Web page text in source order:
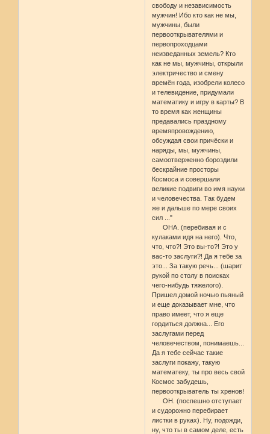
свободу и независимость
мужчин! Ибо кто как не мы,
мужчины, были
первооткрывателями и
первопроходцами
неизведанных земель? Кто
как не мы, мужчины, открыли
электричество и смену
времён года, изобрели колесо
и телевидение, придумали
математику и игру в карты? В
то время как женщины
предавались праздному
времяпровождению,
обсуждая свои причёски и
наряды, мы, мужчины,
самоотверженно бороздили
бескрайние просторы
Космоса и совершали
великие подвиги во имя науки
и человечества. Так будем
же и дальше по мере своих
сил ..."
ОНА. (перебивая и с
кулаками идя на него). Что,
что, что?! Это вы-то?! Это у
вас-то заслуги?! Да я тебе за
это... За такую речь... (шарит
рукой по столу в поисках
чего-нибудь тяжелого).
Пришел домой ночью пьяный
и еще доказывает мне, что
право имеет, что я еще
гордиться должна... Его
заслугами перед
человечеством, понимаешь...
Да я тебе сейчас такие
заслуги покажу, такую
математеку, ты про весь свой
Космос забудешь,
первооткрыватель ты хренов!
ОН. (поспешно отступает
и судорожно перебирает
листки в руках). Ну, подожди,
ну, что ты в самом деле, есть